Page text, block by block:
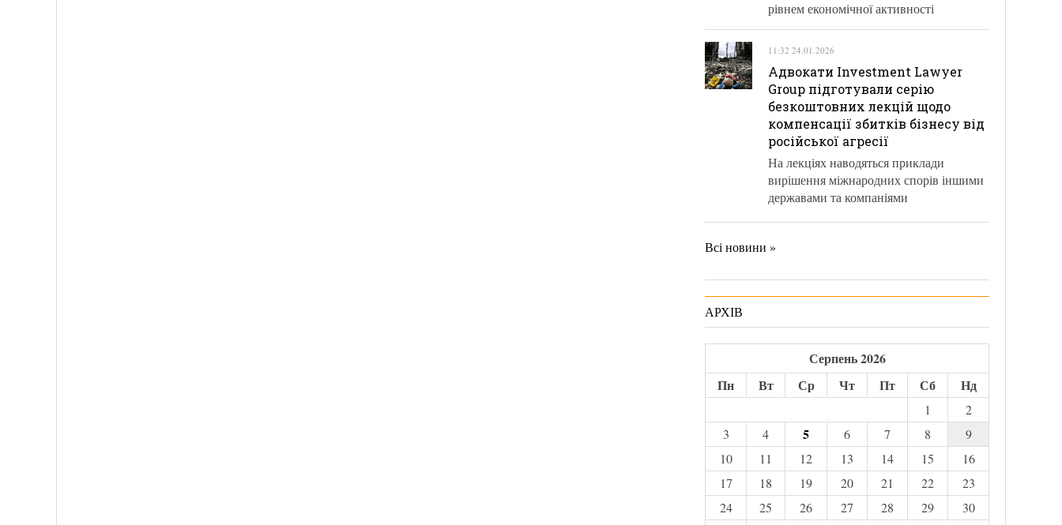
рівнем економічної активності
11:32 24.01.2026
Адвокати Investment Lawyer
Group підготували серію
безкоштовних лекцій щодо
компенсації збитків бізнесу від
російської агресії
На лекціях наводяться приклади
вирішення міжнародних спорів іншими
державами та компаніями
Всі новини »
АРХІВ
Серпень 2026
Пн
Вт Ср Чт Пт Сб Нд
1
2
3
4 5 6 7 8
9
10
11 12 13 14 15
16
17
18 19 20 21 22
23
24
25 26 27 28 29
30